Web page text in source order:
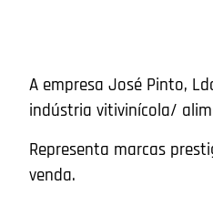
A empresa José Pinto,
indústria vitivinícola/
Representa marcas
venda.